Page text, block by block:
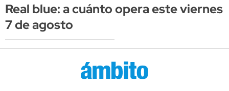
Real blue: a cuánto opera este viernes
7 de agosto